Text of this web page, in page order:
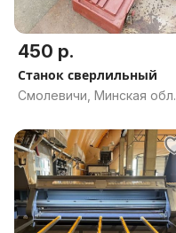
450 р.
Станок сверлильный
Смолевичи, Минская обл.